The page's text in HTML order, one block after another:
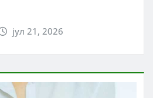
јул 21, 2026